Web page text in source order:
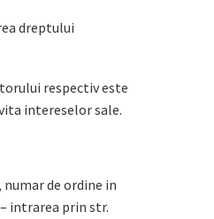
dreptului
respectiv este
intereselor sale.
numar de ordine in
intrarea prin str.